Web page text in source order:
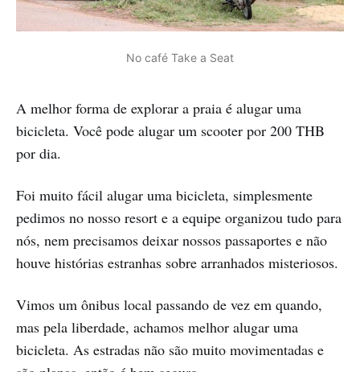
No café Take a Seat
A melhor forma de explorar a praia é alugar uma
bicicleta. Você pode alugar um scooter por 200 THB
por dia.
Foi muito fácil alugar uma bicicleta, simplesmente
pedimos no nosso resort e a equipe organizou tudo para
nós, nem precisamos deixar nossos passaportes e não
houve histórias estranhas sobre arranhados misteriosos.
Vimos um ônibus local passando de vez em quando,
mas pela liberdade, achamos melhor alugar uma
bicicleta. As estradas não são muito movimentadas e